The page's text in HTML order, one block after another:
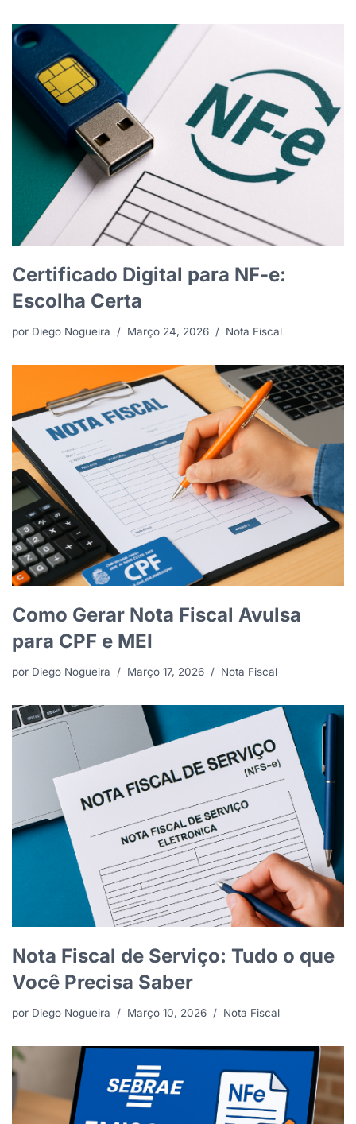
Certificado Digital para NF-e:
Escolha Certa
por Diego Nogueira Março 24, 2026 Nota Fiscal
Como Gerar Nota Fiscal Avulsa
para CPF e MEI
por Diego Nogueira Março 17, 2026 Nota Fiscal
Nota Fiscal de Serviço: Tudo o que
Você Precisa Saber
por Diego Nogueira Março 10, 2026 Nota Fiscal